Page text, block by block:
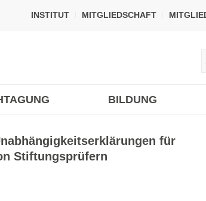
INSTITUT MITGLIEDSCHAFT
BILDUNG
für
Stiftungsprüfern